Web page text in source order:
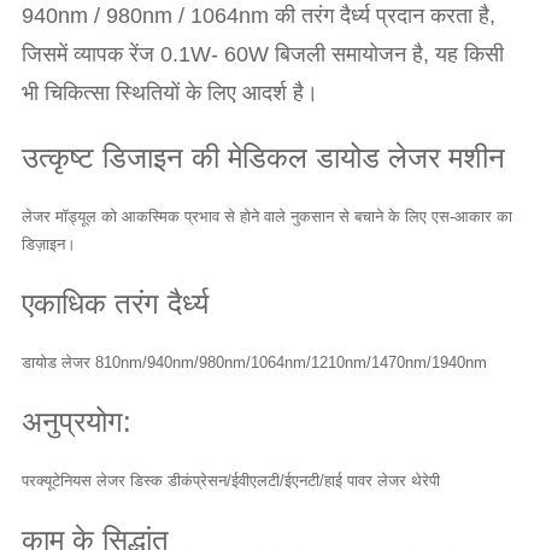
940nm / 980nm / 1064nm की तरंग दैर्ध्य प्रदान करता है,
जिसमें व्यापक रेंज 0.1W- 60W बिजली समायोजन है, यह किसी
भी चिकित्सा स्थितियों के लिए आदर्श है।
उत्कृष्ट डिजाइन की मेडिकल डायोड लेजर मशीन
लेजर मॉड्यूल को आकस्मिक प्रभाव से होने वाले नुकसान से बचाने के लिए एस-आकार का
डिज़ाइन।
एकाधिक तरंग दैर्ध्य
डायोड लेजर 810nm/940nm/980nm/1064nm/1210nm/1470nm/1940nm
अनुप्रयोग:
परक्यूटेनियस लेजर डिस्क डीकंप्रेसन/ईवीएलटी/ईएनटी/हाई पावर लेजर थेरेपी
काम के सिद्धांत